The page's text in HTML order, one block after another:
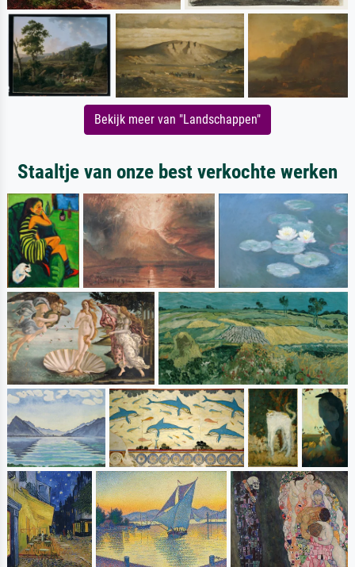
Bekijk meer van "Landschappen"
Staaltje van onze best verkochte werken